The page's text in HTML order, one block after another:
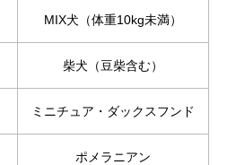
MIX犬（体重10kg未満）
柴犬（豆柴含む）
ミニチュア・ダックスフンド
ポメラニアン